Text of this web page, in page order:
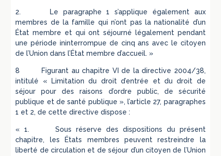
2. Le paragraphe 1 s’applique également aux
membres de la famille qui n’ont pas la nationalité d’un
État membre et qui ont séjourné légalement pendant
une période ininterrompue de cinq ans avec le citoyen
de l’Union dans l’État membre d’accueil. »
8 Figurant au chapitre VI de la directive 2004/38,
intitulé « Limitation du droit d’entrée et du droit de
séjour pour des raisons d’ordre public, de sécurité
publique et de santé publique », l’article 27, paragraphes
1 et 2, de cette directive dispose :
« 1. Sous réserve des dispositions du présent
chapitre, les États membres peuvent restreindre la
liberté de circulation et de séjour d’un citoyen de l’Union